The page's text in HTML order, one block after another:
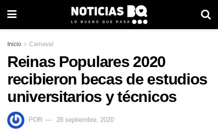
Inicio Carnaval
Reinas Populares 2020
recibieron becas de estudios
universitarios y técnicos
POR 28 septiembre, 2020